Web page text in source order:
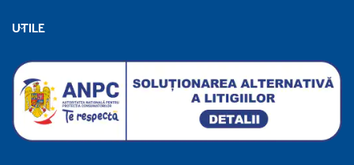
UTILE